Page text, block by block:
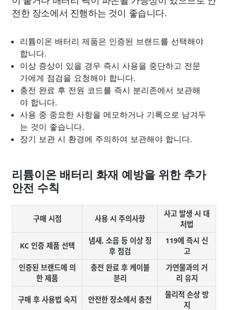
전한 장소에서 진행하는 것이 좋습니다.
리튬이온 배터리 제품은 인증된 브랜드를 선택해야
합니다.
이상 증상이 있을 경우 즉시 사용을 중단하고 전문
가에게 점검을 요청해야 합니다.
충전 완료 후 전원 코드를 즉시 분리존에서 보관해
야 합니다.
사용 중 중요한 사항을 메모하거나 기록으로 남겨두
는 것이 좋습니다.
장기 보관 시 환경에 주의하여 보관해야 합니다.
리튬이온 배터리 화재 예방을 위한 추가
안전 수칙
구매 시점 사용 시 주의사항
사고 발생 시 대
처법
KC 인증 제품 선택
냄새, 소음 등 이상 징
후 점검
119에 즉시 신
고
인증된 브랜드에 의
한 제품
충전 완료 후 케이블
분리
가연물과의 거
리 유지
구매 후 사용법 숙지 안전한 장소에서 충전
물리적 손상 방
지